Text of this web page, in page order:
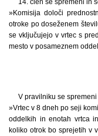
»Komisija določi
otroke po doseženem
se vključujejo v vrtec s
mesto v posameznem
V pravilniku se
»Vrtec v 8 dneh po seji
oddelkih in enotah vrtca
koliko otrok bo sprejetih v